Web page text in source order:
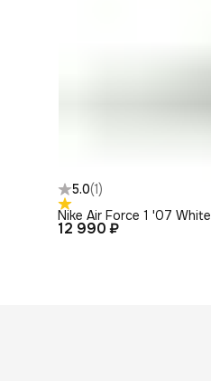
5.0(1)
12 990 ₽
Nike Air Force 1 '07 White